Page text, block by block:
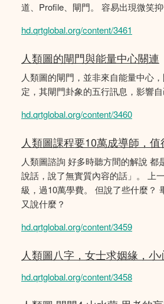
道、Profile、閘門。 容易出現微笑抑
hd.qrtglobal.org/content/3461
人類圖的閘門與能量中心關連
人類圖的閘門，並非來自能量中心
定，其閘門卦象的五行訊息，影響自
hd.qrtglobal.org/content/3460
人類圖課程要10萬成導師，值
人類圖諮詢 好多時聽方間的解說 都
說話，說了無實質內容的話」。 上
級，過10萬學費。 但說了些什麼？
又說什麼？
hd.qrtglobal.org/content/3459
人類圖八字，女士求姻緣，小
hd.qrtglobal.org/content/3458